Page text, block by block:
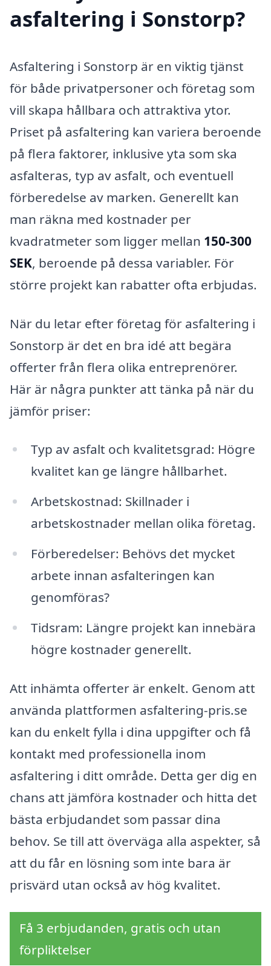
asfaltering i Sonstorp?
Asfaltering i Sonstorp är en viktig tjänst
för både privatpersoner och företag som
vill skapa hållbara och attraktiva ytor.
Priset på asfaltering kan variera beroende
på flera faktorer, inklusive yta som ska
asfalteras, typ av asfalt, och eventuell
förberedelse av marken. Generellt kan
man räkna med kostnader per
kvadratmeter som ligger mellan 150-300
SEK, beroende på dessa variabler. För
större projekt kan rabatter ofta erbjudas.
När du letar efter företag för asfaltering i
Sonstorp är det en bra idé att begära
offerter från flera olika entreprenörer.
Här är några punkter att tänka på när du
jämför priser:
Typ av asfalt och kvalitetsgrad: Högre
kvalitet kan ge längre hållbarhet.
Arbetskostnad: Skillnader i
arbetskostnader mellan olika företag.
Förberedelser: Behövs det mycket
arbete innan asfalteringen kan
genomföras?
Tidsram: Längre projekt kan innebära
högre kostnader generellt.
Att inhämta offerter är enkelt. Genom att
använda plattformen asfaltering-pris.se
kan du enkelt fylla i dina uppgifter och få
kontakt med professionella inom
asfaltering i ditt område. Detta ger dig en
chans att jämföra kostnader och hitta det
bästa erbjudandet som passar dina
behov. Se till att överväga alla aspekter, så
att du får en lösning som inte bara är
prisvärd utan också av hög kvalitet.
Få 3 erbjudanden, gratis och utan
förpliktelser